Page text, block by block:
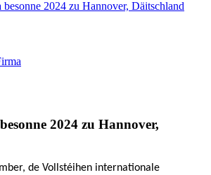
besonne 2024 zu Hannover, Däitschland
2024 zu Hannover,
de Vollstéihen internationale